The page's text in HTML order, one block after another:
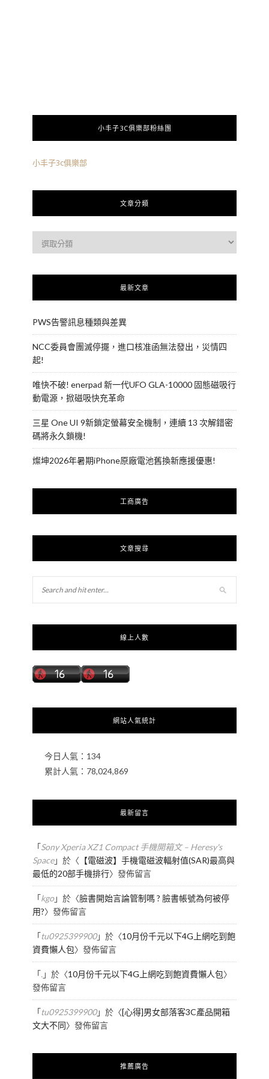
小丰子3C俱樂部粉絲團
小丰子3c俱樂部
文章分類
最新文章
PWS告警訊息種類與差異
NCC委員會團滅停擺，進口核准函無法發出，災情四
起!
唯快不破! enerpad 新一代UFO GLA-10000 固態磁吸行
動電源，掀磁吸快充革命
三星 One UI 9新鎖定螢幕安全機制，連續 13 次解錯密
碼將永久鎖機!
燦坤2026年暑期iPhone原廠電池舊換新應援優惠!
工商廣告
文章搜尋
線上人數
網站人氣統計
今日人氣： 134
累計人氣： 78,024,869
最新留言
「Sony Xperia XZ1 Compact 手機開箱文 – Heresy's
Space」於〈 【電磁波】手機電磁波輻射值(SAR)最高與
最低的20部手機排行〉發佈留言
「kgo」於〈臉書開始言論管制嗎 ? 臉書帳號為何被停
用?〉發佈留言
「tu0925399900」於〈10月份千元以下4G上網吃到飽
資費懶人包〉發佈留言
「.」於〈10月份千元以下4G上網吃到飽資費懶人包〉
發佈留言
「tu0925399900」於〈[心得]男女部落客3C產品開箱
文大不同〉發佈留言
推薦廣告